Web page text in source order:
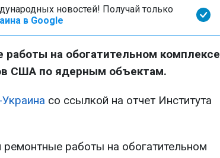
новостей! Получай только
в Google
на обогатительном комплексе
США по ядерным объектам.
со ссылкой на отчет Института
работы на обогатительном